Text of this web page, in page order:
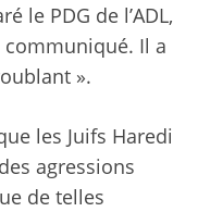
le PDG de l’ADL,
communiqué. Il a
».
les Juifs Haredi
agressions
de telles